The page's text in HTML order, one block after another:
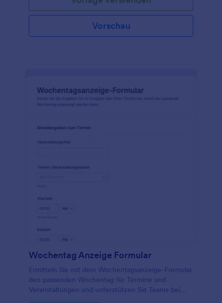
Vorschau
Wochentag Anzeige Formular
Ermitteln Sie mit dem Wochentagsanzeige-Formular
den passenden Wochentag für Termine und
Veranstaltungen und unterstützen Sie Teams bei